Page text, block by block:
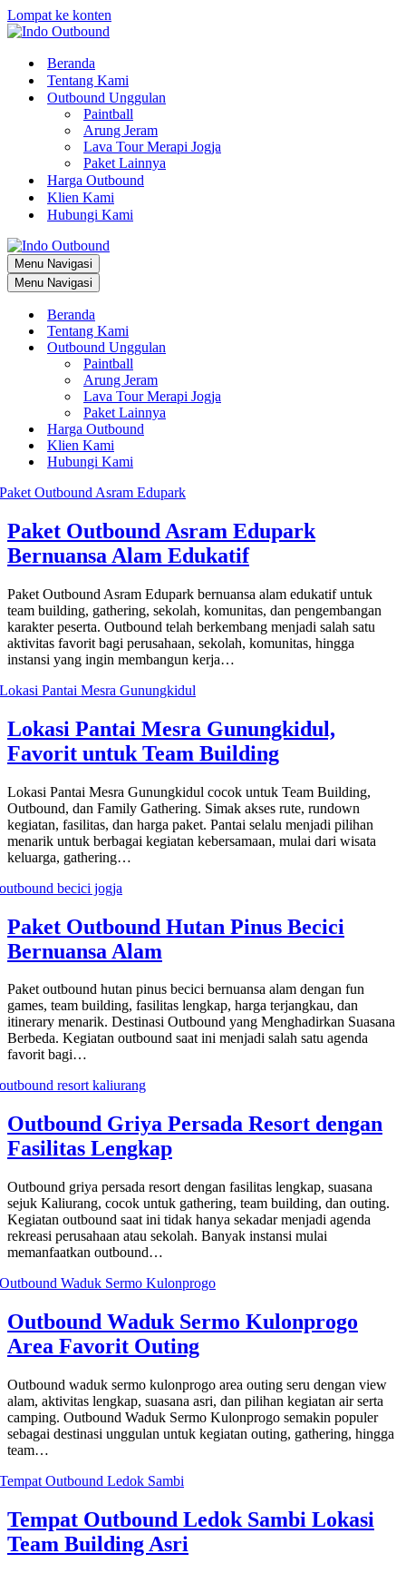
Lompat ke konten
Beranda
Tentang Kami
Outbound Unggulan
Paintball
Arung Jeram
Lava Tour Merapi Jogja
Paket Lainnya
Harga Outbound
Klien Kami
Hubungi Kami
Menu Navigasi
Menu Navigasi
Beranda
Tentang Kami
Outbound Unggulan
Paintball
Arung Jeram
Lava Tour Merapi Jogja
Paket Lainnya
Harga Outbound
Klien Kami
Hubungi Kami
Paket Outbound Asram Edupark
Bernuansa Alam Edukatif
Paket Outbound Asram Edupark bernuansa alam edukatif untuk
team building, gathering, sekolah, komunitas, dan pengembangan
karakter peserta. Outbound telah berkembang menjadi salah satu
aktivitas favorit bagi perusahaan, sekolah, komunitas, hingga
instansi yang ingin membangun kerja…
Lokasi Pantai Mesra Gunungkidul,
Favorit untuk Team Building
Lokasi Pantai Mesra Gunungkidul cocok untuk Team Building,
Outbound, dan Family Gathering. Simak akses rute, rundown
kegiatan, fasilitas, dan harga paket. Pantai selalu menjadi pilihan
menarik untuk berbagai kegiatan kebersamaan, mulai dari wisata
keluarga, gathering…
Paket Outbound Hutan Pinus Becici
Bernuansa Alam
Paket outbound hutan pinus becici bernuansa alam dengan fun
games, team building, fasilitas lengkap, harga terjangkau, dan
itinerary menarik. Destinasi Outbound yang Menghadirkan Suasana
Berbeda. Kegiatan outbound saat ini menjadi salah satu agenda
favorit bagi…
Outbound Griya Persada Resort dengan
Fasilitas Lengkap
Outbound griya persada resort dengan fasilitas lengkap, suasana
sejuk Kaliurang, cocok untuk gathering, team building, dan outing.
Kegiatan outbound saat ini tidak hanya sekadar menjadi agenda
rekreasi perusahaan atau sekolah. Banyak instansi mulai
memanfaatkan outbound…
Outbound Waduk Sermo Kulonprogo
Area Favorit Outing
Outbound waduk sermo kulonprogo area outing seru dengan view
alam, aktivitas lengkap, suasana asri, dan pilihan kegiatan air serta
camping. Outbound Waduk Sermo Kulonprogo semakin populer
sebagai destinasi unggulan untuk kegiatan outing, gathering, hingga
team…
Tempat Outbound Ledok Sambi Lokasi
Team Building Asri